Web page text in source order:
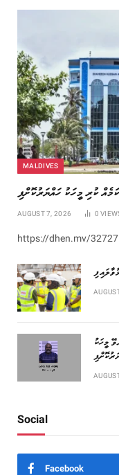
MALDIVES
ކުރި މީހަކު ހައްޔަރުކޮށްފި
AUGUST 7, 2026 0
https://dhen.mv/
މީހަކު
Social
Facebook